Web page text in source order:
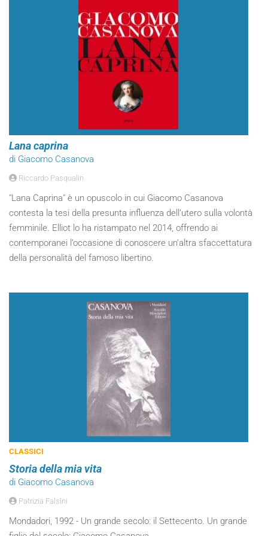
Lana caprina
di Giacomo Casanova
Riccardo Pasqualin
"Lana Caprina" è un opuscolo in cui Giacomo Casanova
contesta la tesi della presunta influenza dell’utero sulla volontà
femminile. Elliot lo ha ristampato nel 2014, offrendo ai
contemporanei l’occasione di conoscere un’altra sfaccettatura
della personalità del famoso libertino.
CLASSICI
Storia della mia vita
di Giacomo Casanova
Patrizia Falsini
Mondadori, 1992 - Un grande secolo: il Settecento. Un grande